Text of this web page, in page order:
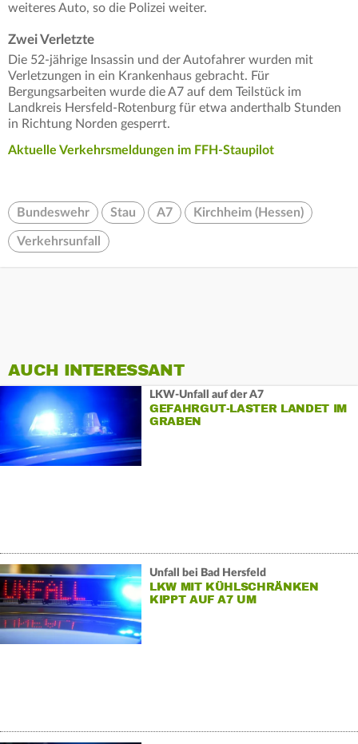
weiteres Auto, so die Polizei weiter.
Zwei Verletzte
Die 52-jährige Insassin und der Autofahrer wurden mit
Verletzungen in ein Krankenhaus gebracht. Für
Bergungsarbeiten wurde die A7 auf dem Teilstück im
Landkreis Hersfeld-Rotenburg für etwa anderthalb Stunden
in Richtung Norden gesperrt.
Aktuelle Verkehrsmeldungen im FFH-Staupilot
Bundeswehr Stau A7 Kirchheim (Hessen)
Verkehrsunfall
AUCH INTERESSANT
LKW-Unfall auf der A7
GEFAHRGUT-LASTER LANDET IM
GRABEN
Unfall bei Bad Hersfeld
LKW MIT KÜHLSCHRÄNKEN
KIPPT AUF A7 UM